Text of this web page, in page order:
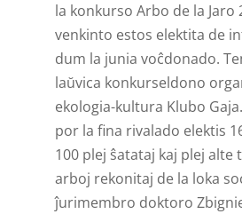
la konkurso Arbo de la Jaro
venkinto estos elektita de
dum la junia voĉdonado.
laŭvica konkurseldono
ekologia-kultura Klubo
por la fina rivalado elektis
100 plej ŝatataj kaj plej alte
arboj rekonitaj de la loka
ĵurimembro doktoro